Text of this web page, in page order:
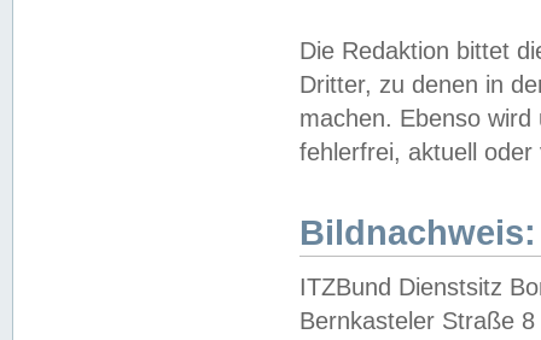
Die Redaktion bittet
Dritter, zu denen in
machen. Ebenso
fehlerfrei, aktuell oder
Bildnachweis:
ITZBund Dienstsitz
Bernkasteler Straße 8